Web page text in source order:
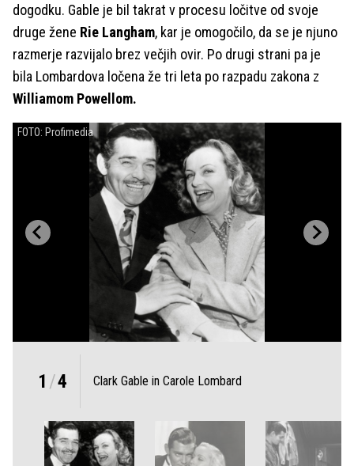
dogodku. Gable je bil takrat v procesu ločitve od svoje
druge žene Rie Langham, kar je omogočilo, da se je njuno
razmerje razvijalo brez večjih ovir. Po drugi strani pa je
bila Lombardova ločena že tri leta po razpadu zakona z
Williamom Powellom.
FOTO: Profimedia
1 /4 Clark Gable in Carole Lombard